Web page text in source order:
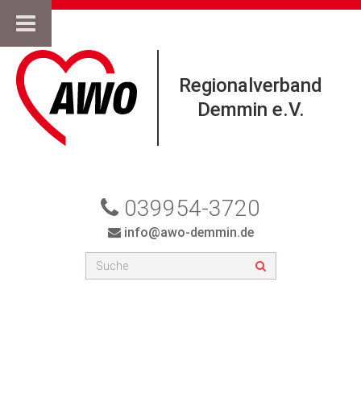
Regionalverband
Demmin e.V.
039954-3720
info@awo-demmin.de